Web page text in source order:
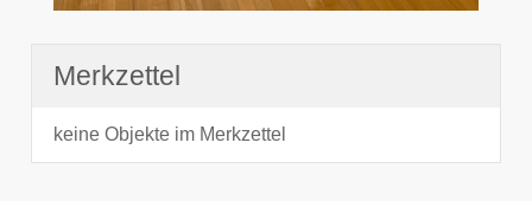
Merkzettel
keine Objekte im Merkzettel